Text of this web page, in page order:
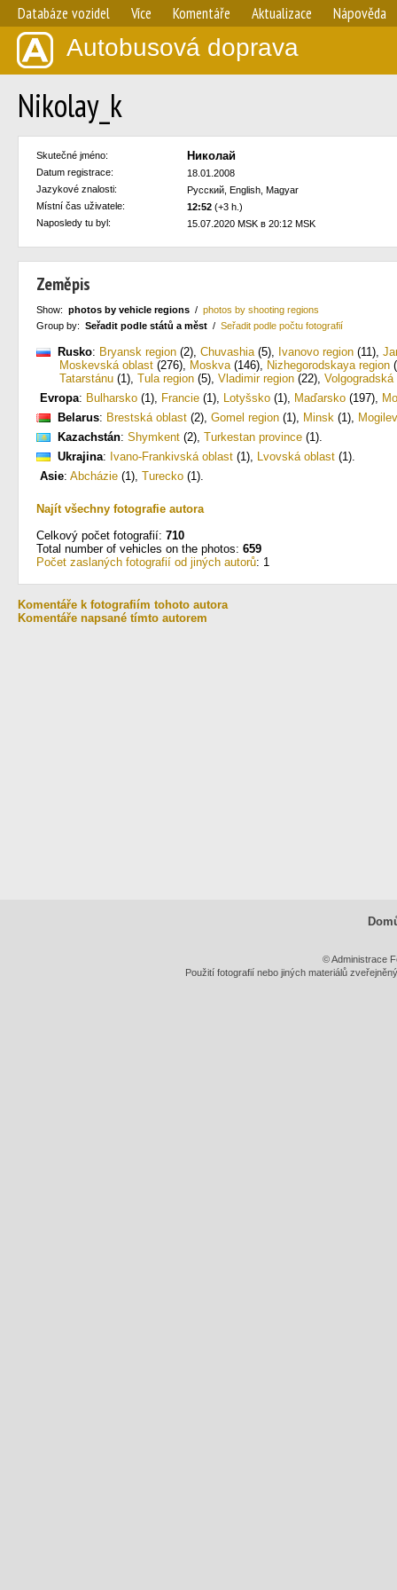
Databáze vozidel Více Komentáře Aktualizace Nápověda
Autobusová doprava
Nikolay_k
Skutečné jméno: Николай
Datum registrace:
18.01.2008
Jazykové znalosti:
Русский, English, Magyar
Místní čas uživatele:
12:52 (+3 h.)
Naposledy tu byl:
15.07.2020 MSK в 20:12 MSK
Zeměpis
Show: photos by vehicle regions / photos by shooting regions
Group by: Seřadit podle států a měst / Seřadit podle počtu fotografií
Rusko: Bryansk region (2), Chuvashia(5), Ivanovo region (11),
Moskevská oblast (276), Moskva(146), Nizhegorodskaya region
Tatarstánu (1), Tula region (5), Vladimir region (22), Volgogradská
Evropa: Bulharsko (1), Francie (1), Lotyšsko (1), Maďarsko (197),
Belarus: Brestská oblast (2), Gomel region (1), Minsk (1),
Kazachstán: Shymkent (2), Turkestan province (1).
Ukrajina: Ivano-Frankivská oblast (1), Lvovská oblast (1).
Asie: Abcházie (1), Turecko (1).
Najít všechny fotografie autora
Celkový počet fotografií: 710
Total number of vehicles on the photos: 659
Počet zaslaných fotografií od jiných autorů: 1
Komentáře k fotografiím tohoto autora
Komentáře napsané tímto autorem
© Administrace
Použití fotografií nebo jiných materiálů